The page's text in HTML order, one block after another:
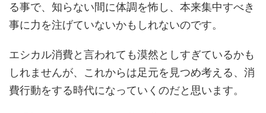
る事で、知らない間に体調を怖し、本来集中すべき
事に力を注げていないかもしれないのです。
エシカル消費と言われても漠然としすぎているかも
しれませんが、これからは足元を見つめ考える、消
費行動をする時代になっていくのだと思います。